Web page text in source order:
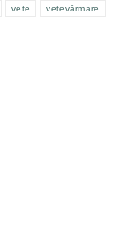
vete vetevärmare